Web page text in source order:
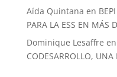
Aída Quintana en
PARA LA ESS EN MÁS
Dominique Lesaffre en
CODESARROLLO, UNA